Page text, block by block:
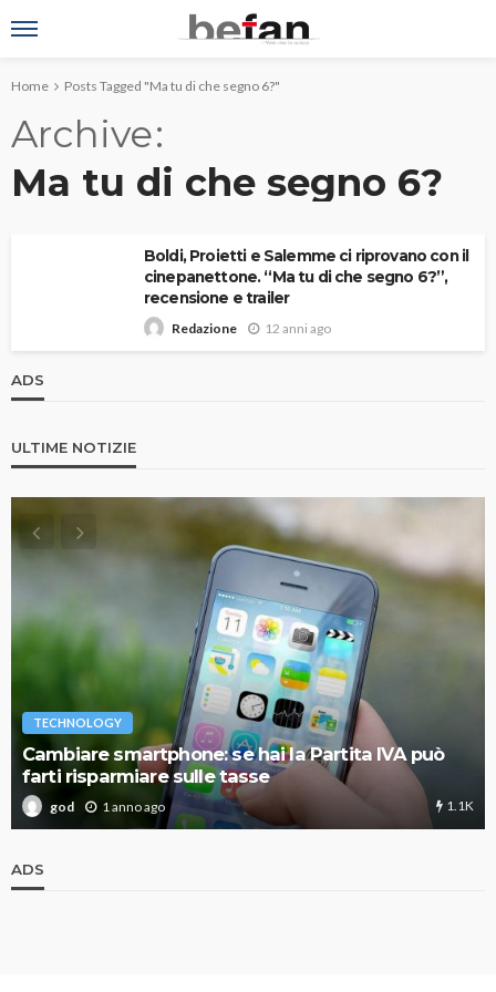
Home Posts Tagged "Ma tu di che segno 6?"
Archive
Ma tu di che segno 6?
Boldi, Proietti e Salemme ci riprovano con il
cinepanettone. “Ma tu di che segno 6?”,
recensione e trailer
Redazione 12 anni ago
ADS
ULTIME NOTIZIE
TECHNOLOGY
Cambiare smartphone: se hai la Partita IVA può
farti risparmiare sulle tasse
god 1 anno ago 1.1K
ADS